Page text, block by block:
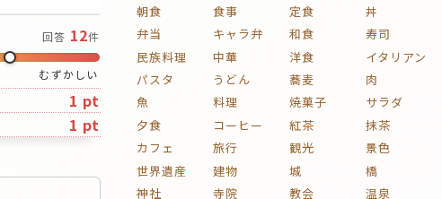
回答 12件
むずかしい
1 pt
1 pt
朝食
食事 定食
丼
弁当
キャラ弁 和食
寿司
民族料理
中華 洋食
イタリアン
パスタ
うどん 蕎麦
肉
魚
料理 焼菓子
サラダ
夕食
コーヒー 紅茶
抹茶
カフェ
旅行 観光
景色
世界遺産
建物 城
橋
神社
寺院 教会
温泉